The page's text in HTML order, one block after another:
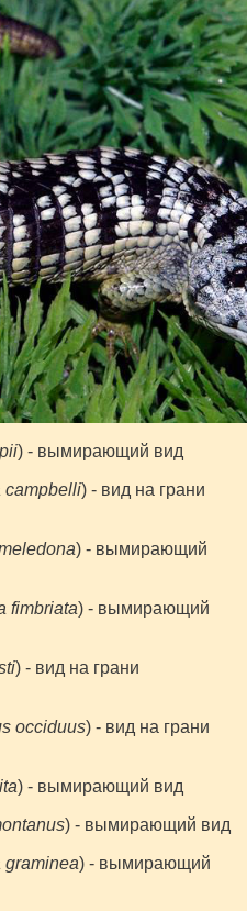
) - вымирающий вид
campbelli) - вид на грани
) - вымирающий
fimbriata) - вымирающий
) - вид на грани
occiduus) - вид на грани
) - вымирающий вид
) - вымирающий вид
graminea) - вымирающий